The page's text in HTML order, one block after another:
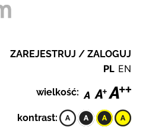
ZAREJESTRUJ / ZALOGUJ
PL EN
wielkość:
kontrast: